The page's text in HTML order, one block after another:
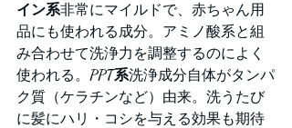
イン系非常にマイルドで、赤ちゃん用
品にも使われる成分。アミノ酸系と組
み合わせて洗浄力を調整するのによく
使われる。 PPT系洗浄成分自体がタンパ
ク質（ケラチンなど）由来。洗うたび
に髪にハリ・コシを与える効果も期待